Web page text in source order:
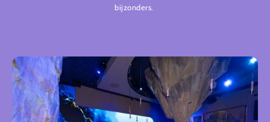
bijzonders.